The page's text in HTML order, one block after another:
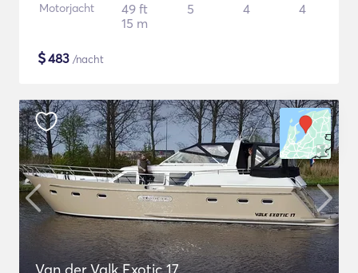
Motorjacht
49 ft
15 m
5 4 4
$483 /nacht